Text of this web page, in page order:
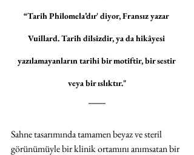
“Tarih Philomela’dır' diyor, Fransız yazar
Vuillard. Tarih dilsizdir, ya da hikâyesi
yazılamayanların tarihi bir motiftir, bir sestir
veya bir ıslıktır."
Sahne tasarımında tamamen beyaz ve steril
görünümüyle bir klinik ortamını anımsatan bir